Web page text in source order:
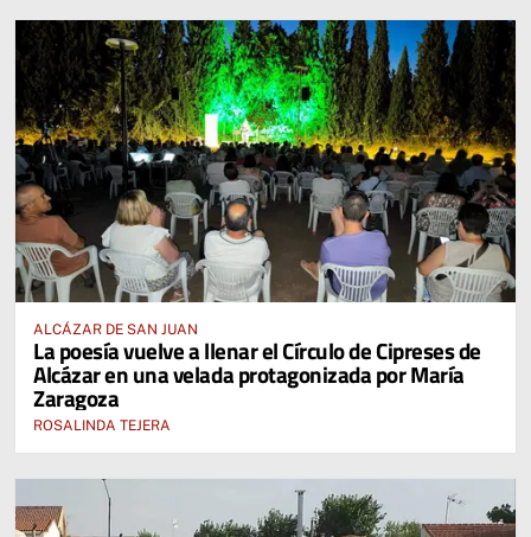
ALCÁZAR DE SAN JUAN
La poesía vuelve a llenar el Círculo de Cipreses de
Alcázar en una velada protagonizada por María
Zaragoza
ROSALINDA TEJERA